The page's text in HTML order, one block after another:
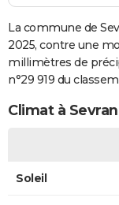
La commune de
2025, contre une
millimètres de
n°29 919 du
Climat à
Soleil